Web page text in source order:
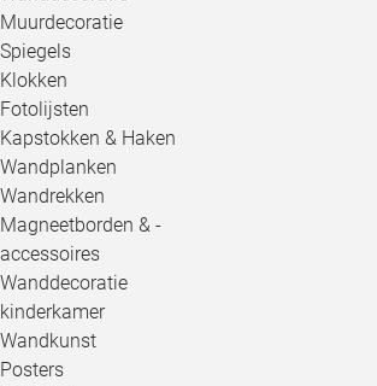
Muurdecoratie
Spiegels
Klokken
Fotolijsten
Kapstokken & Haken
Wandplanken
Wandrekken
Magneetborden & -
accessoires
Wanddecoratie
kinderkamer
Wandkunst
Posters